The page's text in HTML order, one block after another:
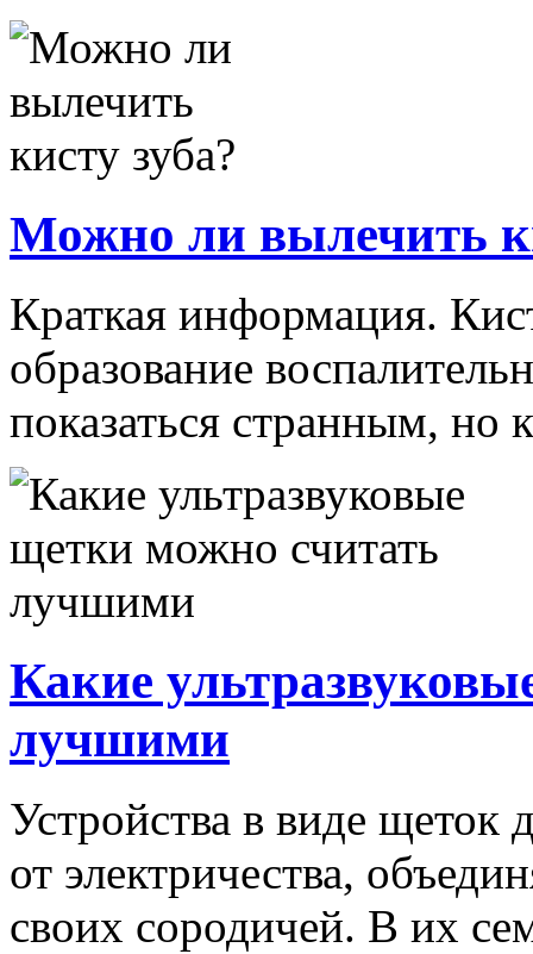
Можно ли вылечить
Краткая информация.
образование
показаться странным, но
Какие
лучшими
Устройства в виде
от электричества,
своих сородичей. В их